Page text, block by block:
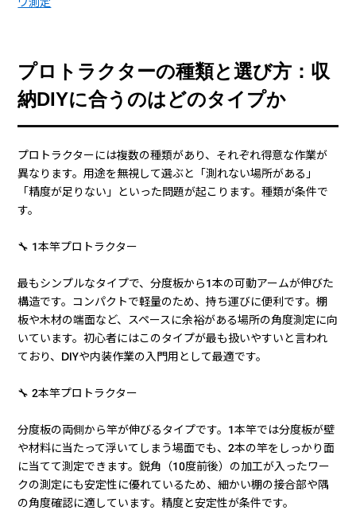
プロトラクターの種類と選び方：収
納DIYに合うのはどのタイプか
プロトラクターには複数の種類があり、それぞれ得意な作業が
異なります。用途を無視して選ぶと「測れない場所がある」
「精度が足りない」といった問題が起こります。種類が条件で
す。
🔧 1本竿プロトラクター
最もシンプルなタイプで、分度板から1本の可動アームが伸びた
構造です。コンパクトで軽量のため、持ち運びに便利です。棚
板や木材の端面など、スペースに余裕がある場所の角度測定に向
いています。初心者にはこのタイプが最も扱いやすいと言われ
ており、DIYや内装作業の入門用として最適です。
🔧 2本竿プロトラクター
分度板の両側から竿が伸びるタイプです。1本竿では分度板が壁
や材料に当たって浮いてしまう場面でも、2本の竿をしっかり面
に当てて測定できます。鋭角（10度前後）の加工が入ったワー
クの測定にも安定性に優れているため、細かい棚の接合部や隅
の角度確認に適しています。精度と安定性が条件です。